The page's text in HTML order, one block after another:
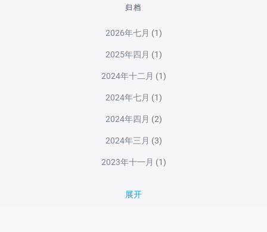
归档
2026年七月 (1)
2025年四月 (1)
2024年十二月 (1)
2024年七月 (1)
2024年四月 (2)
2024年三月 (3)
2023年十一月 (1)
展开